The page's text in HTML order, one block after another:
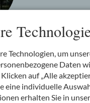
Einwohnern 800
war die 1865
der große
Technologien, um
Daten
auf „Alle
eine individuelle
erhalten Sie in